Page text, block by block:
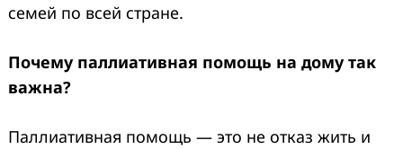
семей по всей стране.
Почему паллиативная помощь на дому так
важна?
Паллиативная помощь — это не отказ жить и